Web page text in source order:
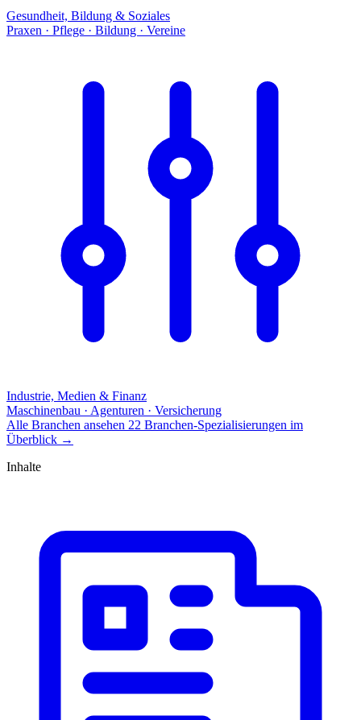
Gesundheit, Bildung & Soziales
Praxen · Pflege · Bildung · Vereine
Industrie, Medien & Finanz
Maschinenbau · Agenturen · Versicherung
Alle Branchen ansehen 22 Branchen-Spezialisierungen im
Überblick →
Inhalte